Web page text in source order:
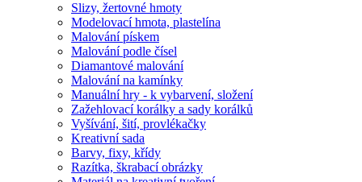
Slizy, žertovné hmoty
Modelovací hmota, plastelína
Malování pískem
Malování podle čísel
Diamantové malování
Malování na kamínky
Manuální hry - k vybarvení, složení
Zažehlovací korálky a sady korálků
Vyšívání, šití, provlékačky
Kreativní sada
Barvy, fixy, křídy
Razítka, škrabací obrázky